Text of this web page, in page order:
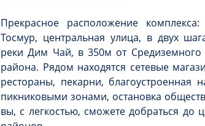
Прекрасное расположение
Тосмур, центральная улица, в двух
реки Дим Чай, в 350м от
района. Рядом находятся сетевые
рестораны, пекарни, благоустроенная
пикниковыми зонами, остановка
вы, с легкостью, сможете добраться до